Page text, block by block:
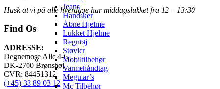
Jeans
Handsker
Åbne Hjelme
Lukket Hjelme
Regntøj
Støvler
Mobiltilbehør
Varmehåndtag
Meguiar’s
Mc Tilbehør
Husk at vi på alle hverdage har middagslukket fra 12 – 13:30
Find Os
ADRESSE:
Degnemose Alle 4-6,
DK-2700 Brønshøj
CVR: 84451312
(+45) 38 89 03 12